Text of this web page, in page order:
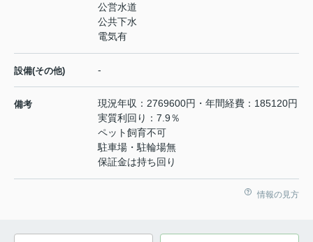
公営水道
公共下水
電気有
設備(その他) -
備考
現況年収：2769600円・年間経費：185120円
実質利回り：7.9％
ペット飼育不可
駐車場・駐輪場無
保証金は持ち回り
情報の見方